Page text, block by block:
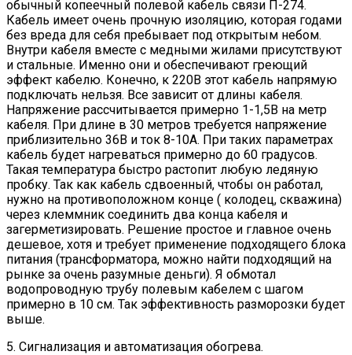
обычный копеечный полевой кабель связи П-274.
Кабель имеет очень прочную изоляцию, которая годами
без вреда для себя пребывает под открытым небом.
Внутри кабеля вместе с медными жилами присутствуют
и стальные. Именно они и обеспечивают греющий
эффект кабелю. Конечно, к 220В этот кабель напрямую
подключать нельзя. Все зависит от длины кабеля.
Напряжение рассчитывается примерно 1-1,5В на метр
кабеля. При длине в 30 метров требуется напряжение
приблизительно 36В и ток 8-10А. При таких параметрах
кабель будет нагреваться примерно до 60 градусов.
Такая температура быстро растопит любую ледяную
пробку. Так как кабель сдвоенный, чтобы он работал,
нужно на противоположном конце ( колодец, скважина)
через клеммник соединить два конца кабеля и
загерметизировать. Решение простое и главное очень
дешевое, хотя и требует применение подходящего блока
питания (трансформатора, можно найти подходящий на
рынке за очень разумные деньги). Я обмотал
водопроводную трубу полевым кабелем с шагом
примерно в 10 см. Так эффективность разморозки будет
выше.
5. Сигнализация и автоматизация обогрева.